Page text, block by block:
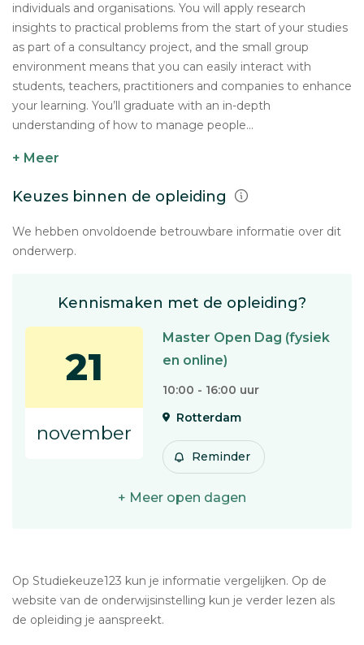
individuals and organisations. You will apply research
insights to practical problems from the start of your studies
as part of a consultancy project, and the small group
environment means that you can easily interact with
students, teachers, practitioners and companies to enhance
your learning. You’ll graduate with an in-depth
understanding of how to manage people...
+ Meer
Keuzes binnen de opleiding
We hebben onvoldoende betrouwbare informatie over dit
onderwerp.
Kennismaken met de opleiding?
21
november
Master Open Dag (fysiek
en online)
10:00 - 16:00 uur
Rotterdam
Reminder
+ Meer open dagen
Op Studiekeuze123 kun je informatie vergelijken. Op de
website van de onderwijsinstelling kun je verder lezen als
de opleiding je aanspreekt.